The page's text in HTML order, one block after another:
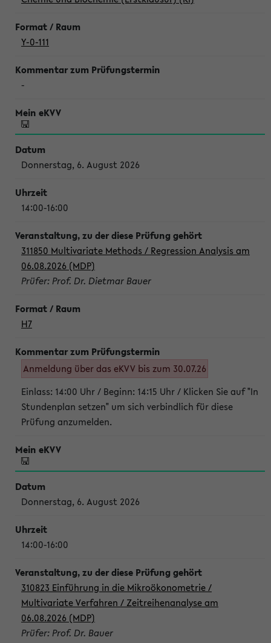
Y-0-111
-
Donnerstag, 6. August 2026
14:00-16:00
311850 Multivariate Methods / Regression Analysis am
06.08.2026 (MDP)
Prüfer: Prof. Dr. Dietmar Bauer
H7
Anmeldung über das eKVV bis zum 30.07.26
Einlass: 14:00 Uhr / Beginn: 14:15 Uhr / Klicken Sie auf "In
Stundenplan setzen" um sich verbindlich für diese
Prüfung anzumelden.
Donnerstag, 6. August 2026
14:00-16:00
310823 Einführung in die Mikroökonometrie /
Multivariate Verfahren / Zeitreihenanalyse am
06.08.2026 (MDP)
Prüfer: Prof. Dr. Bauer